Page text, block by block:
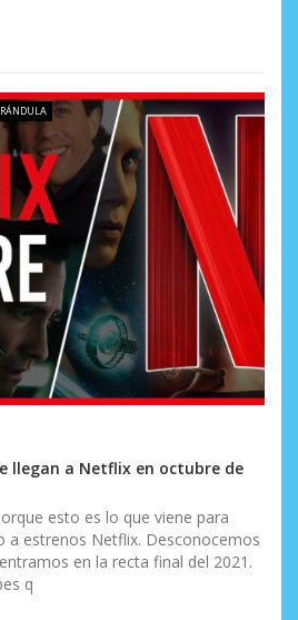
llegan a Netflix en octubre de
esto es lo que viene para
a estrenos Netflix. Desconocemos
en la recta final del 2021.
q